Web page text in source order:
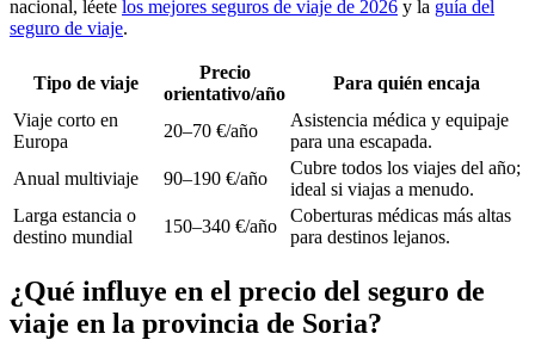
nacional, léete los mejores seguros de viaje de 2026 y la guía del
seguro de viaje.
Tipo de viaje
Precio
orientativo/año
Para quién encaja
Viaje corto en
Europa
20–70 €/año
Asistencia médica y equipaje
para una escapada.
Anual multiviaje
90–190 €/año
Cubre todos los viajes del año;
ideal si viajas a menudo.
Larga estancia o
destino mundial
150–340 €/año
Coberturas médicas más altas
para destinos lejanos.
¿Qué influye en el precio del seguro de
viaje en la provincia de Soria?